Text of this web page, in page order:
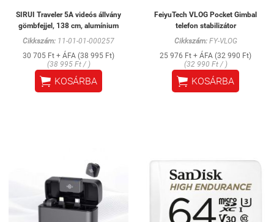
SIRUI Traveler 5A videós állvány
gömbfejjel, 138 cm, alumínium
Cikkszám: 11-01-01-000257
30 705 Ft + ÁFA (38 995 Ft)
(38 995 Ft / )
 KOSÁRBA
FeiyuTech VLOG Pocket Gimbal
telefon stabilizátor
Cikkszám:FY-VLOG
25 976 Ft + ÁFA (32 990 Ft)
(32 990 Ft / )
 KOSÁRBA